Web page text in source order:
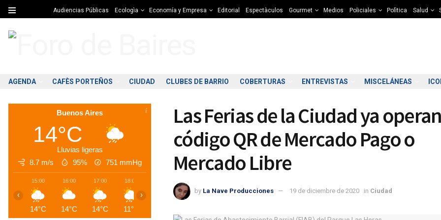
Audiencias Públicas Ecologìa Economía y Empresa Editorial Espectàculos Gourmet Medios Policiales Polìtica Salud
AGENDA CAFÈS PORTEÑOS CIUDAD CLUBES DE BARRIO COBERTURAS ENTREVISTAS MISCELÁNEAS
Las Ferias de la Ciudad ya
código QR de Mercado Pago o
Mercado Libre
by La Nave Producciones 19 de diciembre de 2020 in Ciudad
Buenos Aires
14°C
Lluvias ligeras
8.7 m/s
95% 751 mmHg
15:00
14°C
16:00
14°C
17:00
14°C
18:00
11°C
‹ ›